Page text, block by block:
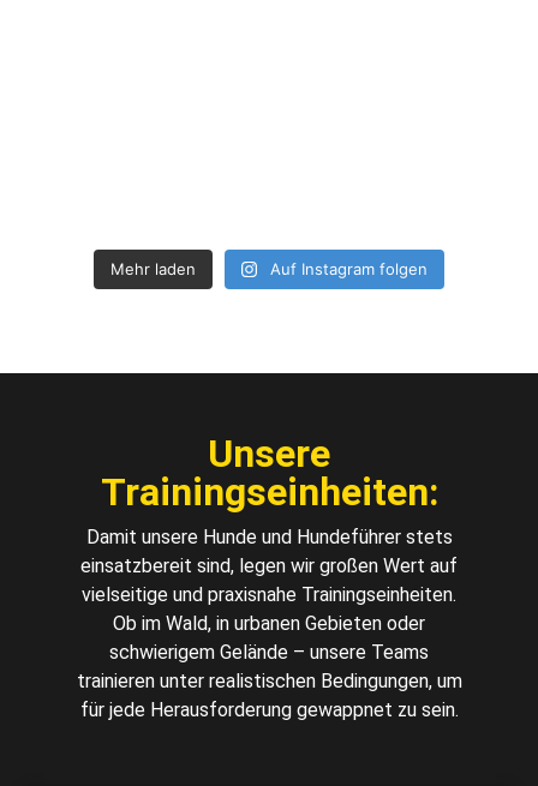
Mehr laden Auf Instagram folgen
Unsere
Trainingseinheiten:
Damit unsere Hunde und Hundeführer stets
einsatzbereit sind, legen wir großen Wert auf
vielseitige und praxisnahe Trainingseinheiten.
Ob im Wald, in urbanen Gebieten oder
schwierigem Gelände – unsere Teams
trainieren unter realistischen Bedingungen, um
für jede Herausforderung gewappnet zu sein.